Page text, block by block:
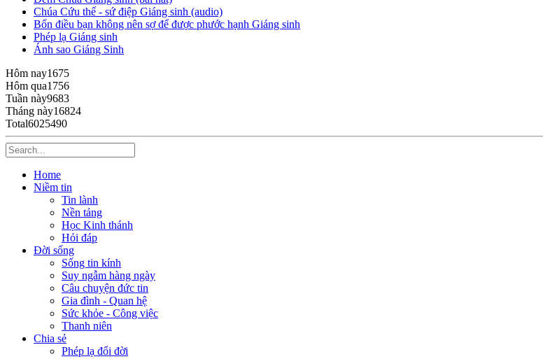
Chúa Cứu thế - sứ điệp Giáng sinh (audio)
Bốn điều bạn không nên sợ để được phước hạnh Giáng sinh
Phép lạ Giáng sinh
Ánh sao Giáng Sinh
Hôm nay1675
Hôm qua1756
Tuần này9683
Tháng này16824
Total6025490
Home
Niềm tin
Tin lành
Nền tảng
Học Kinh thánh
Hỏi đáp
Đời sống
Sống tin kính
Suy ngẫm hàng ngày
Câu chuyện đức tin
Gia đình - Quan hệ
Sức khỏe - Công việc
Thanh niên
Chia sẻ
Phép lạ đổi đời